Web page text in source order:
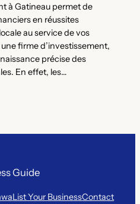
à Gatineau permet de
en réussites
au service de vos
firme d’investissement,
précise des
En effet, les…
Guide
List Your BusinessContact